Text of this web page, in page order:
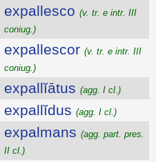
expallesco (v. tr. e intr. III
coniug.)
expallescor (v. tr. e intr. III
coniug.)
expallĭātus (agg. I cl.)
expallĭdus (agg. I cl.)
expalmans (agg. part. pres.
II cl.)